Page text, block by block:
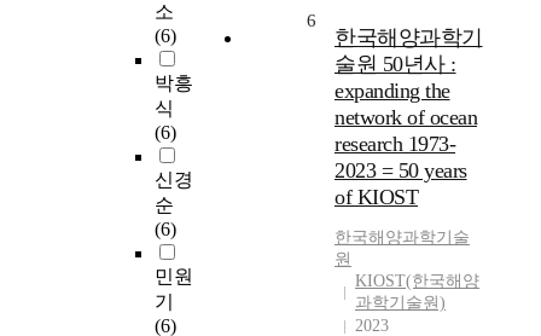
소
(6)
박흥
식
(6)
신경
순
(6)
민원
기
(6)
6
한국해양과학기
술원 50년사 :
expanding the
network of ocean
research 1973-
2023 = 50 years
of KIOST
한국해양과학기술
원
KIOST(한국해양
과학기술원)
2023